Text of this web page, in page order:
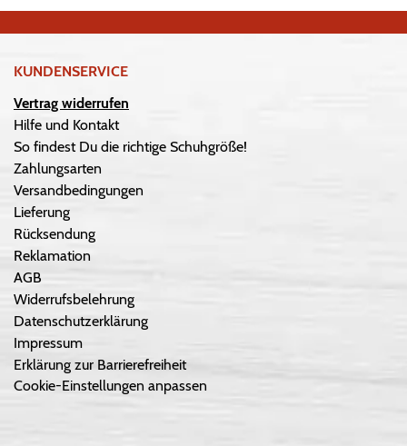
KUNDENSERVICE
Vertrag widerrufen
Hilfe und Kontakt
So findest Du die richtige Schuhgröße!
Zahlungsarten
Versandbedingungen
Lieferung
Rücksendung
Reklamation
AGB
Widerrufsbelehrung
Datenschutzerklärung
Impressum
Erklärung zur Barrierefreiheit
Cookie-Einstellungen anpassen